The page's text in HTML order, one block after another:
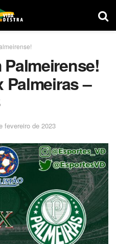
Palmeiras –
fevereiro de 2023